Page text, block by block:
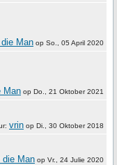
Man op So., 05 April 2020
Man op Do., 21 Oktober 2021
vrin op Di., 30 Oktober 2018
die Man op Vr., 24 Julie 2020